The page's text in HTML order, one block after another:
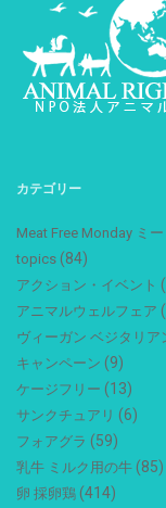
カテゴリー
Meat Free Monday ミ
topics (84)
アクション・イベント
アニマルウェルフェア
ヴィーガン ベジタリア
キャンペーン (9)
ケージフリー (13)
サンクチュアリ (6)
フォアグラ (59)
乳牛 ミルク用の牛 (85)
卵 採卵鶏 (414)